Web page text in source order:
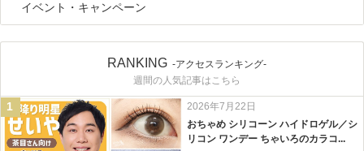
イベント・キャンペーン
RANKING -アクセスランキング-
週間の人気記事はこちら
1
2026年7月22日
おちゃめ シリコーン ハイドロゲル／シ
リコン ワンデー ちゃいろのカラコ...